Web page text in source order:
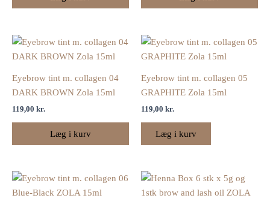
Eyebrow tint m. collagen 04
DARK BROWN Zola 15ml
119,00 kr.
Læg i kurv
Eyebrow tint m. collagen 05
GRAPHITE Zola 15ml
119,00 kr.
Læg i kurv